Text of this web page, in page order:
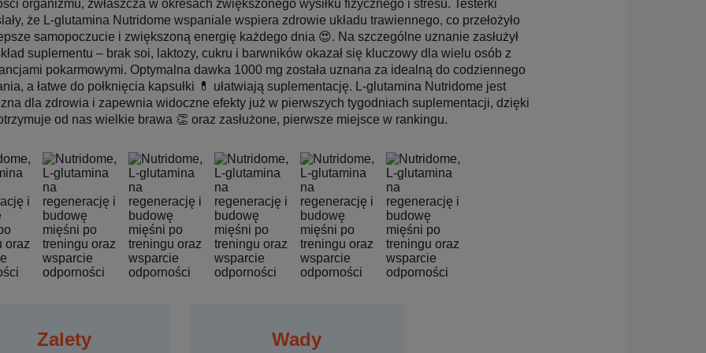
organizmu, zwłaszcza w okresach zwiększonego wysiłku fizycznego i stresu. Testerki
że L-glutamina Nutridome wspaniale wspiera zdrowie układu trawiennego, co przełożyło
samopoczucie i zwiększoną energię każdego dnia 😍. Na szczególne uznanie zasłużył
suplementu – brak soi, laktozy, cukru i barwników okazał się kluczowy dla wielu osób z
pokarmowymi. Optymalna dawka 1000 mg została uznana za idealną do codziennego
a łatwe do połknięcia kapsułki 💊 ułatwiają suplementację. L-glutamina Nutridome jest
dla zdrowia i zapewnia widoczne efekty już w pierwszych tygodniach suplementacji, dzięki
od nas wielkie brawa 👏 oraz zasłużone, pierwsze miejsce w rankingu.
Zalety Wady